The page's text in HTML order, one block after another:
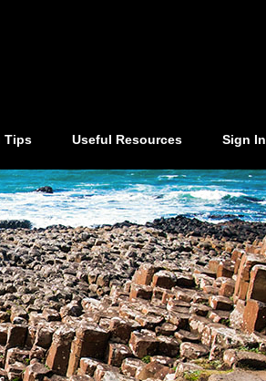
Tips Useful Resources Sign In